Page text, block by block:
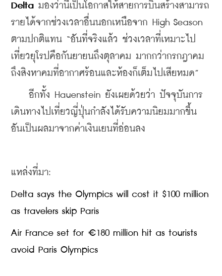
Delta มองว่านี่เป็นโอกาสให้สายการบินสร้างสามารถ
รายได้จากช่วงเวลาอื่นนอกเหนือจาก High Season
ตามปกติแทน “อันที่จริงแล้ว ช่วงเวลาที่เหมาะไป
เที่ยวยุโรปคือกันยายนถึงตุลาคม มากกว่ากรกฎาคม
ถึงสิงหาคมที่อากาศร้อนและห้องก็เต็มไปเสียหมด”
อีกทั้ง Hauenstein ยังเผยด้วยว่า ปัจจุบันการ
เดินทางไปเที่ยวญี่ปุ่นกำลังได้รับความนิยมมากขึ้น
อันเป็นผลมาจากค่าเงินเยนที่อ่อนลง
แหล่งที่มา:
Delta says the Olympics will cost it $100 million
as travelers skip Paris
Air France set for €180 million hit as tourists
avoid Paris Olympics